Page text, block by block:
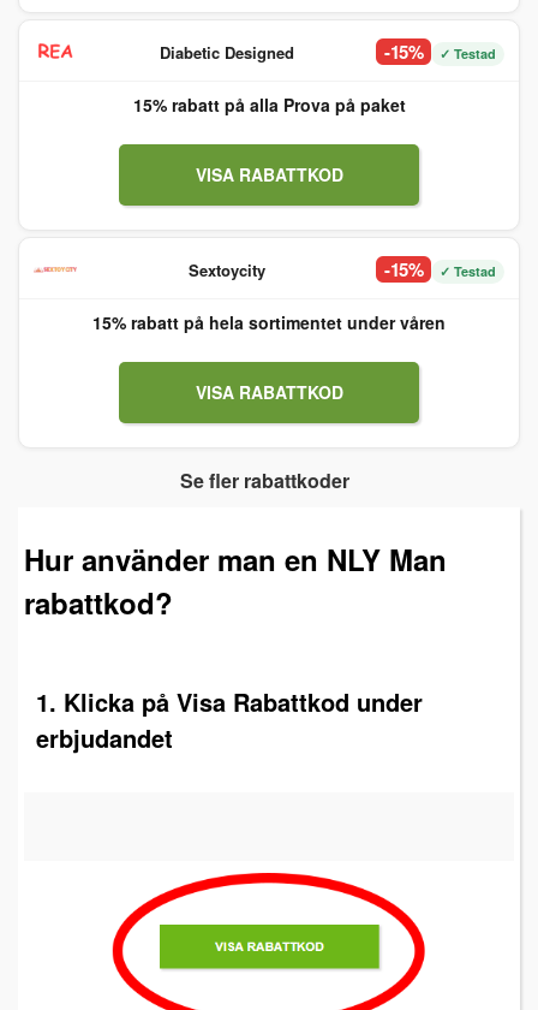
Diabetic Designed -15% ✓ Testad
15% rabatt på alla Prova på paket
VISA RABATTKOD
Sextoycity -15% ✓ Testad
15% rabatt på hela sortimentet under våren
VISA RABATTKOD
Se fler rabattkoder
Hur använder man en NLY Man
rabattkod?
1. Klicka på Visa Rabattkod under
erbjudandet